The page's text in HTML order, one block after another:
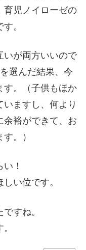
育児ノイローゼの
。
いが両方いいので
選んだ結果、今
す。（子供もほか
ますし、何より
余裕ができて、お
。）
！
い位です。
すね。